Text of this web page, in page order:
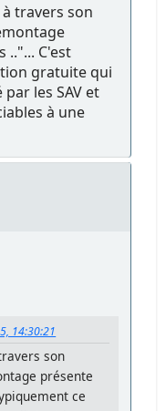
travers son
.."... C'est
gratuite qui
les SAV et
à une
14:30:21
son
présente
ce